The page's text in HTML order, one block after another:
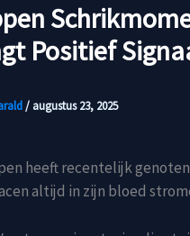
Positief
/ augustus 23, 2025
heeft recentelijk
altijd in zijn bloed